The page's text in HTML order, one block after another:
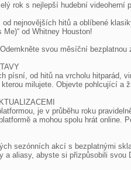
rok s nejlepší hudební videoherní
nejnovějších hitů a oblíbené
od Whitney Houston!
svou měsíční
písní, od hitů na vrcholu hitparád,
milujete. Objevte pohlcující
je v průběhu roku
a mohou spolu hrát
sezónních akcí s bezplatnými
a aliasy, abyste si přizpůsobili svou